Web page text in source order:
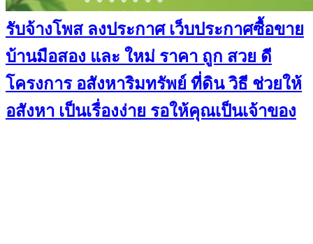
รับจ้างโพส ลงประกาศ เว็บประกาศซื้อขาย
บ้านมือสอง และ ใหม่ ราคา ถูก สวย ดี
โครงการ อสังหาริมทรัพย์ ที่ดิน วิธี ช่วยให้
อสังหา เป็นเรื่องง่าย รอให้คุณเป็นเจ้าของ